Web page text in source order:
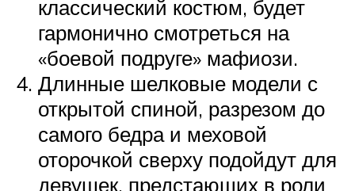
классический костюм, будет
гармонично смотреться на
«боевой подруге» мафиози.
Длинные шелковые модели с
открытой спиной, разрезом до
самого бедра и меховой
оторочкой сверху подойдут для
девушек, предстающих в роли